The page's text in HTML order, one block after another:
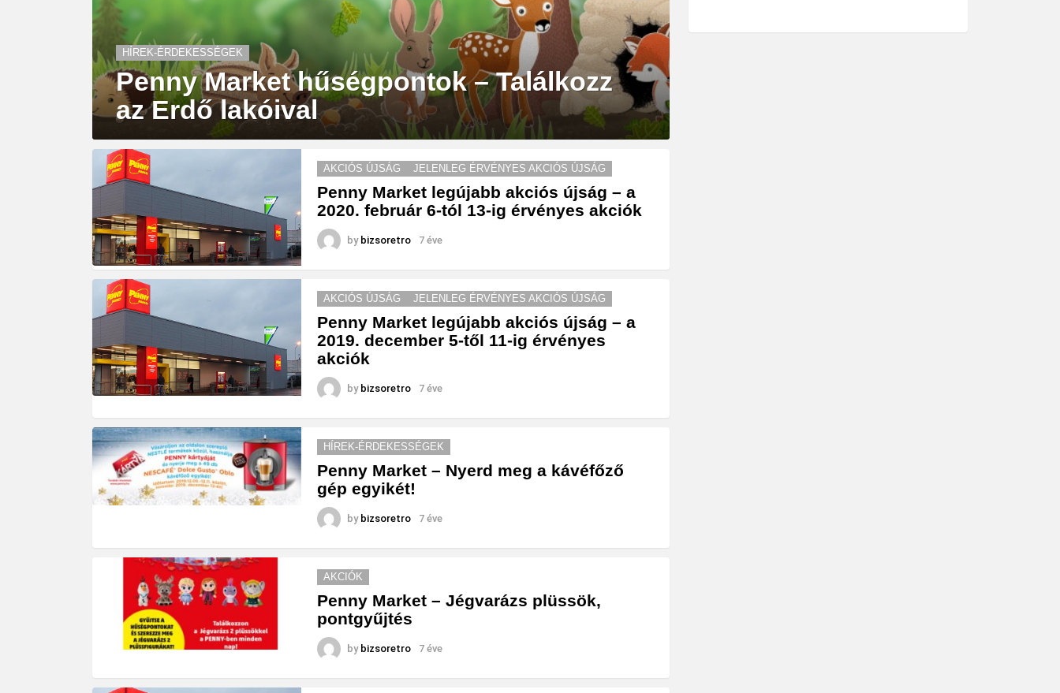
HÍREK-ÉRDEKESSÉGEK
Penny Market hűségpontok – Találkozz
az Erdő lakóival
AKCIÓS ÚJSÁG JELENLEG ÉRVÉNYES AKCIÓS ÚJSÁG
Penny Market legújabb akciós újság – a
2020. február 6-tól 13-ig érvényes akciók
by bizsoretro 7 éve
AKCIÓS ÚJSÁG JELENLEG ÉRVÉNYES AKCIÓS ÚJSÁG
Penny Market legújabb akciós újság – a
2019. december 5-től 11-ig érvényes
akciók
by bizsoretro 7 éve
HÍREK-ÉRDEKESSÉGEK
Penny Market – Nyerd meg a kávéfőző
gép egyikét!
by bizsoretro 7 éve
AKCIÓK
Penny Market – Jégvarázs plüssök,
pontgyűjtés
by bizsoretro 7 éve